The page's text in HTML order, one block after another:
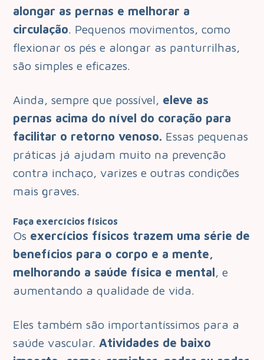
alongar as pernas e melhorar a
circulação. Pequenos movimentos, como
flexionar os pés e alongar as panturrilhas,
são simples e eficazes.
Ainda, sempre que possível, eleve as
pernas acima do nível do coração para
facilitar o retorno venoso. Essas pequenas
práticas já ajudam muito na prevenção
contra inchaço, varizes e outras condições
mais graves.
Faça exercícios físicos
Os exercícios físicos trazem uma série de
benefícios para o corpo e a mente,
melhorando a saúde física e mental, e
aumentando a qualidade de vida.
Eles também são importantíssimos para a
saúde vascular.Atividades de baixo